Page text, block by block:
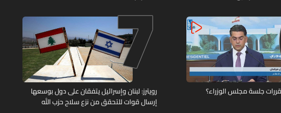
جلسة مجلس الوزراء؟ 7
رويترز: لبنان وإسرائيل يتفقان على دول بوسعها
إرسال قوات للتحقق من نزع سلاح حزب الله